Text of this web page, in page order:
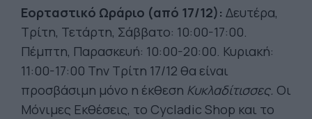
Εορταστικό Ωράριο (από 17/12): Δευτέρα,
Τρίτη, Τετάρτη, Σάββατο: 10:00-17:00.
Πέμπτη, Παρασκευή: 10:00-20:00. Κυριακή:
11:00-17:00 Την Τρίτη 17/12 θα είναι
προσβάσιμη μόνο η έκθεση Κυκλαδίτισσες. Οι
Μόνιμες Εκθέσεις, το Cycladic Shop και το